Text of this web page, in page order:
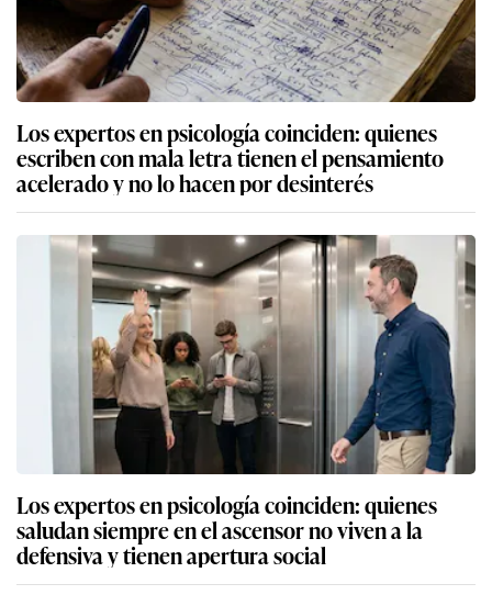
Los expertos en psicología coinciden: quienes
escriben con mala letra tienen el pensamiento
acelerado y no lo hacen por desinterés
Los expertos en psicología coinciden: quienes
saludan siempre en el ascensor no viven a la
defensiva y tienen apertura social